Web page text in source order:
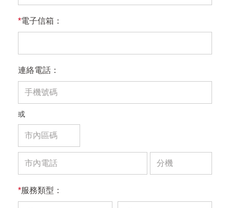
*電子信箱：
連絡電話：
或
*服務類型：